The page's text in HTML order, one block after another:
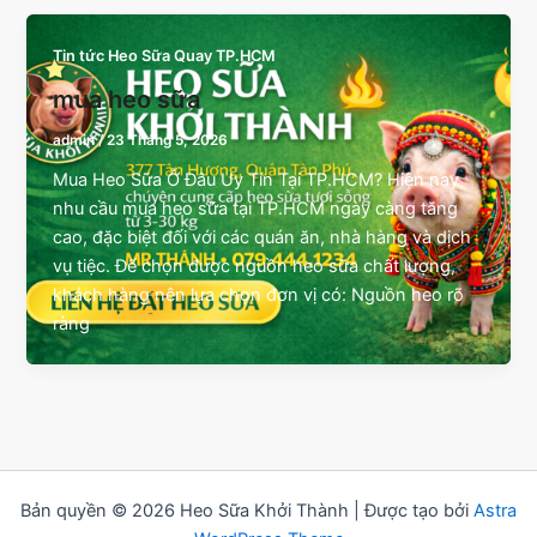
Tin tức Heo Sữa Quay TP.HCM
mua heo sữa
admin/23 Tháng 5, 2026
Mua Heo Sữa Ở Đâu Uy Tín Tại TP.HCM? Hiện nay
nhu cầu mua heo sữa tại TP.HCM ngày càng tăng
cao, đặc biệt đối với các quán ăn, nhà hàng và dịch
vụ tiệc. Để chọn được nguồn heo sữa chất lượng,
khách hàng nên lựa chọn đơn vị có: Nguồn heo rõ
ràng
Bản quyền © 2026 Heo Sữa Khởi Thành | Được tạo bởi Astra